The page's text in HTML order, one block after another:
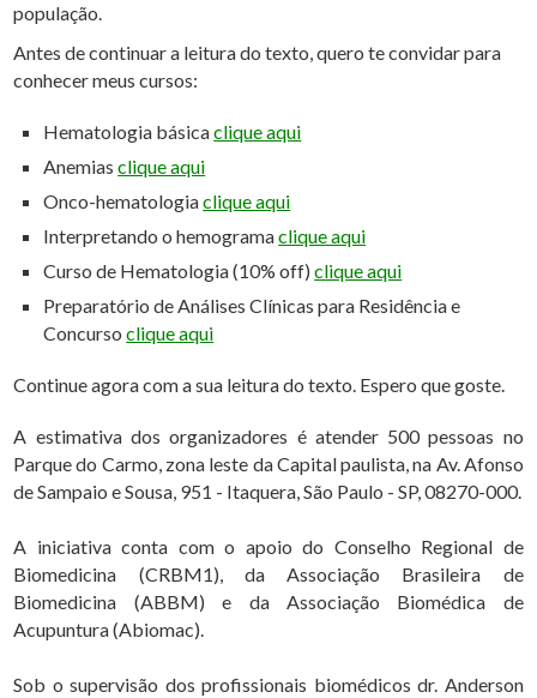
população.
Antes de continuar a leitura do texto, quero te convidar para
conhecer meus cursos:
Hematologia básicaclique aqui
Anemiasclique aqui
Onco-hematologiaclique aqui
Interpretando o hemogramaclique aqui
Curso de Hematologia (10% off)clique aqui
Preparatório de Análises Clínicas para Residência e
Concursoclique aqui
Continue agora com a sua leitura do texto. Espero que goste.
A estimativa dos organizadores é atender 500 pessoas no
Parque do Carmo, zona leste da Capital paulista, na Av. Afonso
de Sampaio e Sousa, 951 - Itaquera, São Paulo - SP, 08270-000.
A iniciativa conta com o apoio do Conselho Regional de
Biomedicina (CRBM1), da Associação Brasileira de
Biomedicina (ABBM) e da Associação Biomédica de
Acupuntura (Abiomac).
Sob o supervisão dos profissionais biomédicos dr. Anderson